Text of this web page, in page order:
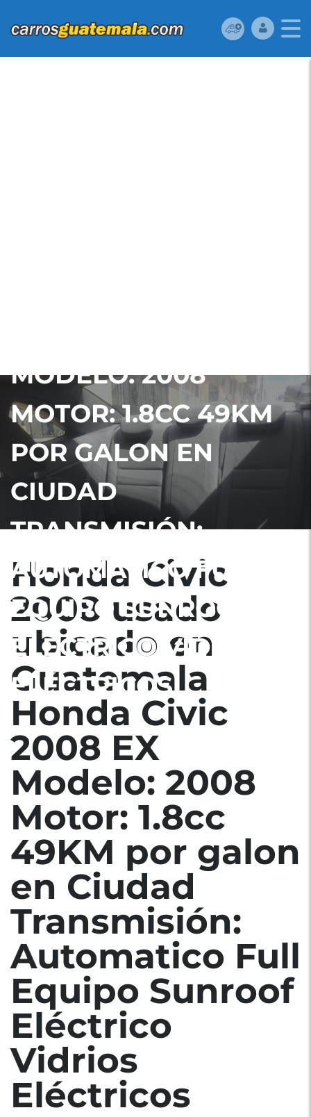
MODELO: 2008
MOTOR: 1.8CC 49KM
POR GALON EN
CIUDAD
TRANSMISIÓN:
AUTOMATICO FULL
EQUIPO SUNROOF
ELÉCTRICO VIDRIOS
ELÉCTRICOS
Honda Civic
2008 usado
ubicado en
Guatemala
Honda Civic
2008 EX
Modelo: 2008
Motor: 1.8cc
49KM por galon
en Ciudad
Transmisión:
Automatico Full
Equipo Sunroof
Eléctrico
Vidrios
Eléctricos